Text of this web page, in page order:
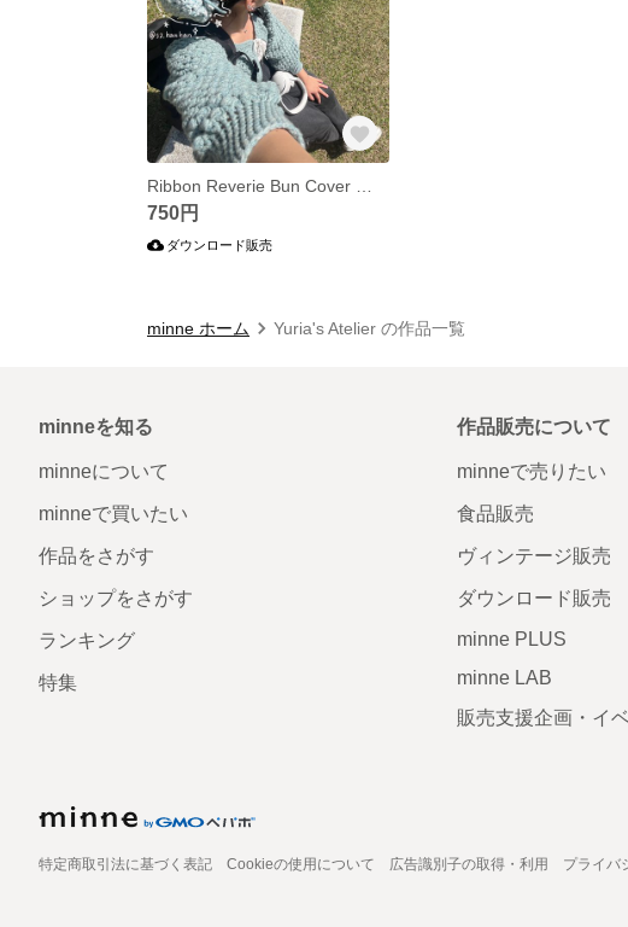
750円
ダウンロード販売
minne ホーム Yuria's Atelier の作品一覧
minneを知る
minneについて
minneで買いたい
作品をさがす
ショップをさがす
ランキング
特集
作品販売について
minneで売りたい
食品販売
ヴィンテージ販売
ダウンロード販売
minne PLUS
minne LAB
販売支援企画・イ
特定商取引法に基づく表記 Cookieの使用について 広告識別子の取得・利用 プライバ